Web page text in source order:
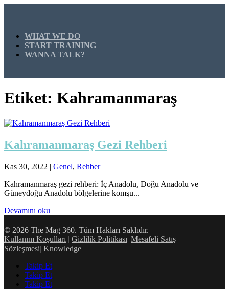
WHAT WE DO
START TRAINING
WANNA TALK?
Etiket: Kahramanmaraş
Kahramanmaraş Gezi Rehberi
Kas 30, 2022 | Genel, Rehber|
Kahramanmaraş gezi rehberi: İç Anadolu, Doğu Anadolu ve
Güneydoğu Anadolu bölgelerine komşu...
Devamını oku
© 2026 The Mag 360. Tüm Hakları Saklıdır.
Kullanım Koşulları | Gizlilik Politikası| Mesafeli Satış
Sözleşmesi| Knowledge
Takip Et
Takip Et
Takip Et